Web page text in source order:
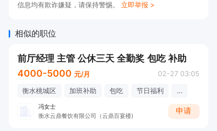
信息均有欺诈嫌疑，请保持警惕。 立即举报 >
相似的职位
前厅经理 主管 公休三天 全勤奖 包吃 补助
4000-5000 元/月 02-27 03:05
衡水桃城区 加班补助 包吃 节日福利 ...
冯女士
衡水云鼎餐饮有限公司（云鼎百宴楼)
申请